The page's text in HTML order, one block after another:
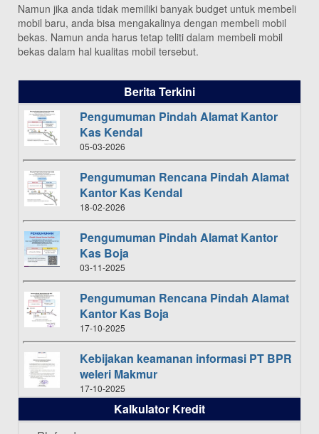
Namun jika anda tidak memiliki banyak budget untuk membeli
mobil baru, anda bisa mengakalinya dengan membeli mobil
bekas. Namun anda harus tetap teliti dalam membeli mobil
bekas dalam hal kualitas mobil tersebut.
Berita Terkini
Pengumuman Pindah Alamat Kantor
Kas Kendal
05-03-2026
Pengumuman Rencana Pindah Alamat
Kantor Kas Kendal
18-02-2026
Pengumuman Pindah Alamat Kantor
Kas Boja
03-11-2025
Pengumuman Rencana Pindah Alamat
Kantor Kas Boja
17-10-2025
Kebijakan keamanan informasi PT BPR
weleri Makmur
17-10-2025
Daftar Pemenang Undian TAMASHA
Kalkulator Kredit